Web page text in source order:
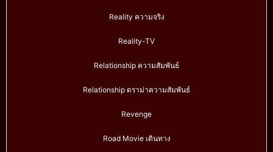
Reality ความจริง
Reality-TV
Relationship ความสัมพันธ์
Relationship ดราม่าความสัมพันธ์
Revenge
Road Movie เดินทาง